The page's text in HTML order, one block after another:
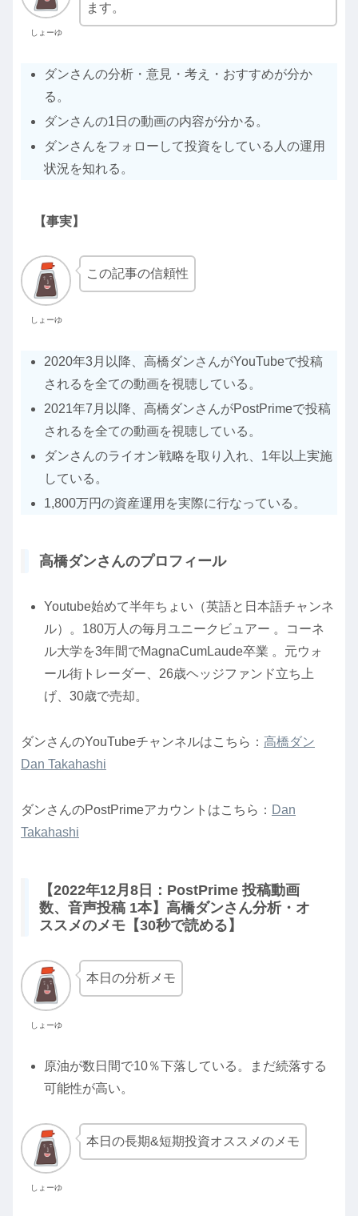
しょーゆ
ます。
ダンさんの分析・意見・考え・おすすめが分か
る。
ダンさんの1日の動画の内容が分かる。
ダンさんをフォローして投資をしている人の運用
状況を知れる。
【事実】
しょーゆ
この記事の信頼性
2020年3月以降、高橋ダンさんがYouTubeで投稿
されるを全ての動画を視聴している。
2021年7月以降、高橋ダンさんがPostPrimeで投稿
されるを全ての動画を視聴している。
ダンさんのライオン戦略を取り入れ、1年以上実施
している。
1,800万円の資産運用を実際に行なっている。
高橋ダンさんのプロフィール
Youtube始めて半年ちょい（英語と日本語チャンネ
ル）。180万人の毎月ユニークビュアー 。コーネ
ル大学を3年間でMagnaCumLaude卒業 。元ウォ
ール街トレーダー、26歳ヘッジファンド立ち上
げ、30歳で売却。
ダンさんのYouTubeチャンネルはこちら： 高橋ダン
Dan Takahashi
ダンさんのPostPrimeアカウントはこちら： Dan
Takahashi
【2022年12月8日：PostPrime 投稿動画
数、音声投稿 1本】高橋ダンさん分析・オ
ススメのメモ【30秒で読める】
しょーゆ
本日の分析メモ
原油が数日間で10％下落している。まだ続落する
可能性が高い。
しょーゆ
本日の長期&短期投資オススメのメモ